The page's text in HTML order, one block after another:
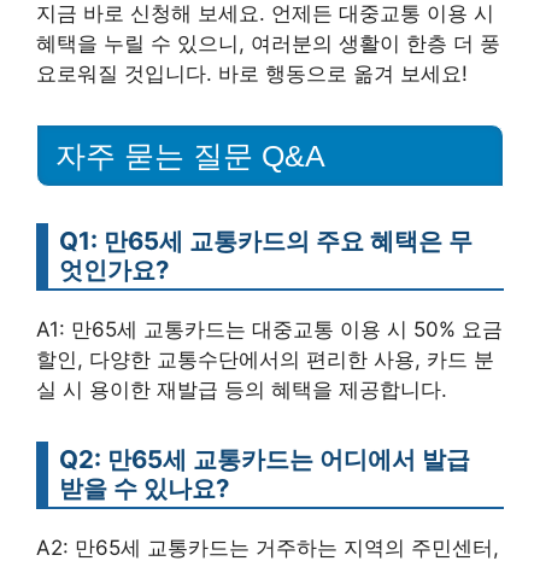
지금 바로 신청해 보세요. 언제든 대중교통 이용 시
혜택을 누릴 수 있으니, 여러분의 생활이 한층 더 풍
요로워질 것입니다. 바로 행동으로 옮겨 보세요!
자주 묻는 질문 Q&A
Q1: 만65세 교통카드의 주요 혜택은 무
엇인가요?
A1: 만65세 교통카드는 대중교통 이용 시 50% 요금
할인, 다양한 교통수단에서의 편리한 사용, 카드 분
실 시 용이한 재발급 등의 혜택을 제공합니다.
Q2: 만65세 교통카드는 어디에서 발급
받을 수 있나요?
A2: 만65세 교통카드는 거주하는 지역의 주민센터,